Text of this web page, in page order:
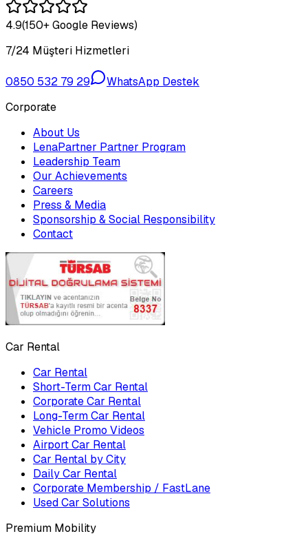
4.9(150+ Google Reviews)
7/24 Müşteri Hizmetleri
0850 532 79 29
WhatsApp Destek
Corporate
About Us
LenaPartner Partner Program
Leadership Team
Our Achievements
Careers
Press & Media
Sponsorship & Social Responsibility
Contact
Car Rental
Car Rental
Short-Term Car Rental
Corporate Car Rental
Long-Term Car Rental
Vehicle Promo Videos
Airport Car Rental
Car Rental by City
Daily Car Rental
Corporate Membership / FastLane
Used Car Solutions
Premium Mobility